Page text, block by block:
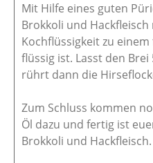
Mit Hilfe eines guten
Brokkoli und
Kochflüssigkeit zu
flüssig ist. Lasst den
rührt dann die
Zum Schluss kommen
Öl dazu und fertig ist
Brokkoli und Hackfleisch.